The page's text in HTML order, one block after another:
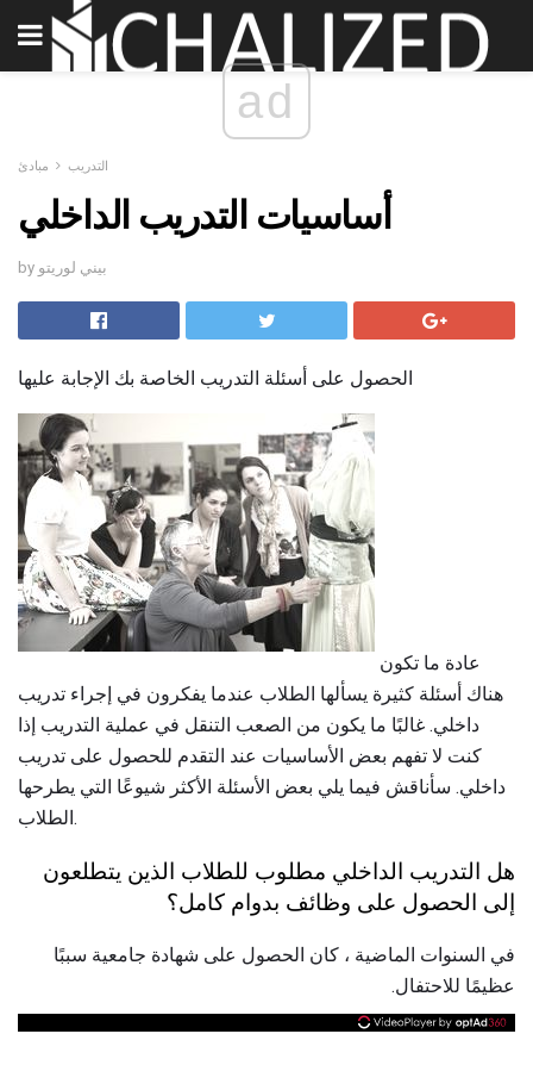
ad
التدريب مبادئ
أساسيات التدريب الداخلي
by بيني لوريتو
الحصول على أسئلة التدريب الخاصة بك الإجابة عليها
هناك أسئلة كثيرة يسألها الطلاب عندما يفكرون في إجراء تدريب
داخلي. غالبًا ما يكون من الصعب التنقل في عملية التدريب إذا
كنت لا تفهم بعض الأساسيات عند التقدم للحصول على تدريب
داخلي. سأناقش فيما يلي بعض الأسئلة الأكثر شيوعًا التي يطرحها
الطلاب.
هل التدريب الداخلي مطلوب للطلاب الذين يتطلعون
إلى الحصول على وظائف بدوام كامل؟
في السنوات الماضية ، كان الحصول على شهادة جامعية سببًا
عظيمًا للاحتفال.